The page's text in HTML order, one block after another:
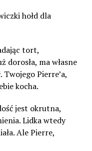
hołd dla
tort,
dorosła, ma własne
Twojego Pierre’a,
kocha.
jest okrutna,
Lidka wtedy
Ale Pierre,